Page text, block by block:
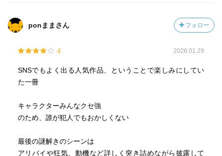
ponままさん フォロー
4 2026.01.29
SNSでもよく出る人気作品、ということで楽しみにしてい
た一冊
キャラクターみんなクセ強
のため、誰が犯人でもおかしくない
最後の謎解きのシーンは
アリバイや狂気、動機など詳しく突き詰めながら披露して